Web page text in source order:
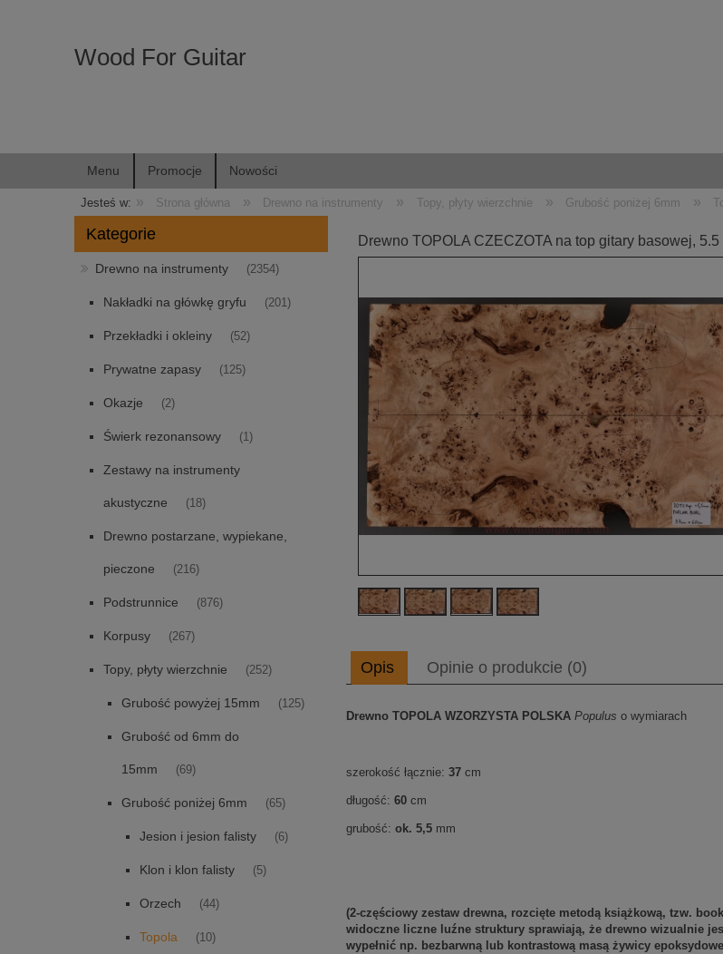
Wood For Guitar
Menu Promocje Nowości
Jesteś w: » Strona główna » Drewno na instrumenty » Topy, płyty wierzchnie » Grubość poniżej 6mm »
Kategorie
Drewno na instrumenty (2354)
Nakładki na główkę gryfu (201)
Przekładki i okleiny (52)
Prywatne zapasy (125)
Okazje (2)
Świerk rezonansowy (1)
Zestawy na instrumenty
akustyczne (18)
Drewno postarzane, wypiekane,
pieczone (216)
Podstrunnice (876)
Korpusy (267)
Topy, płyty wierzchnie (252)
Grubość powyżej 15mm (125)
Grubość od 6mm do
15mm (69)
Grubość poniżej 6mm (65)
Jesion i jesion falisty (6)
Klon i klon falisty (5)
Orzech (44)
Topola (10)
Drewno TOPOLA CZECZOTA na top gitary basowej, 5.5
Opis Opinie o produkcie (0)
Drewno TOPOLA WZORZYSTA POLSKA Populus o wymiarach
szerokość łącznie: 37 cm
długość: 60 cm
grubość: ok. 5,5 mm
(2-częściowy zestaw drewna, rozcięte metodą książkową, tzw.
widoczne liczne luźne struktury sprawiają, że drewno wizualnie
wypełnić np. bezbarwną lub kontrastową masą żywicy